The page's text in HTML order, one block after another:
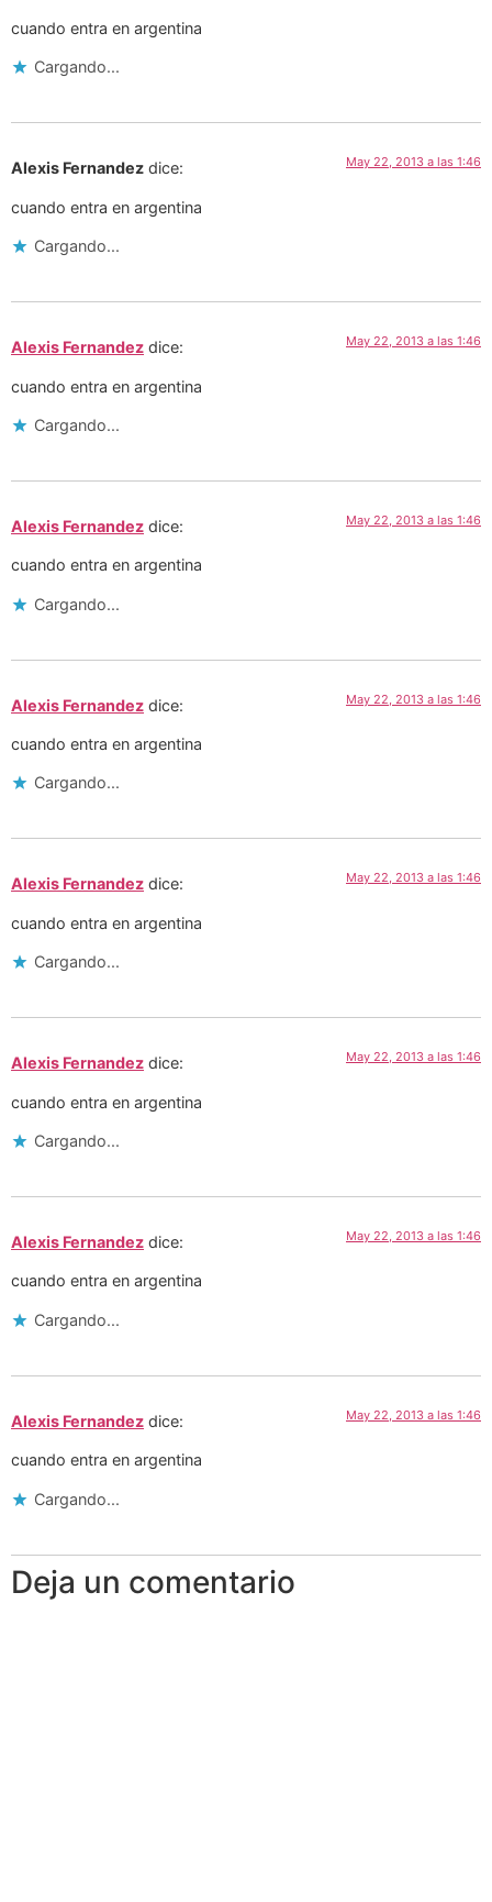
cuando entra en argentina
Cargando...
Alexis Fernandez dice: May 22, 2013 a las 1:46
cuando entra en argentina
Cargando...
Alexis Fernandez dice: May 22, 2013 a las 1:46
cuando entra en argentina
Cargando...
Alexis Fernandez dice: May 22, 2013 a las 1:46
cuando entra en argentina
Cargando...
Alexis Fernandez dice: May 22, 2013 a las 1:46
cuando entra en argentina
Cargando...
Alexis Fernandez dice: May 22, 2013 a las 1:46
cuando entra en argentina
Cargando...
Alexis Fernandez dice: May 22, 2013 a las 1:46
cuando entra en argentina
Cargando...
Alexis Fernandez dice: May 22, 2013 a las 1:46
cuando entra en argentina
Cargando...
Alexis Fernandez dice: May 22, 2013 a las 1:46
cuando entra en argentina
Cargando...
Deja un comentario